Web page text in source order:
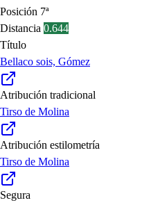
Posición 7ª
Distancia 0.644
Título
Bellaco sois, Gómez
Atribución tradicional
Tirso de Molina
Atribución estilometría
Tirso de Molina
Segura